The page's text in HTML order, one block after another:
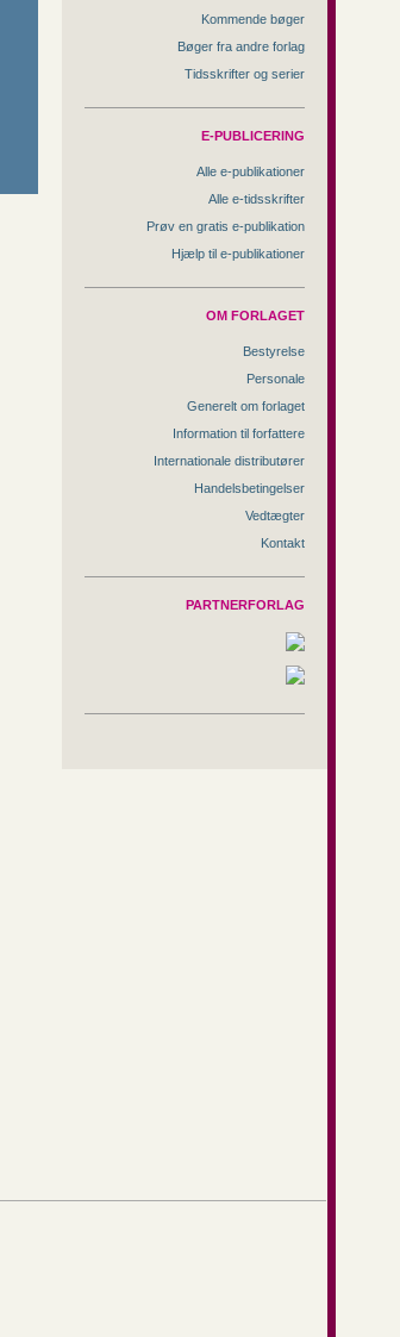
Kommende bøger
Bøger fra andre forlag
Tidsskrifter og serier
E-PUBLICERING
Alle e-publikationer
Alle e-tidsskrifter
Prøv en gratis e-publikation
Hjælp til e-publikationer
OM FORLAGET
Bestyrelse
Personale
Generelt om forlaget
Information til forfattere
Internationale distributører
Handelsbetingelser
Vedtægter
Kontakt
PARTNERFORLAG